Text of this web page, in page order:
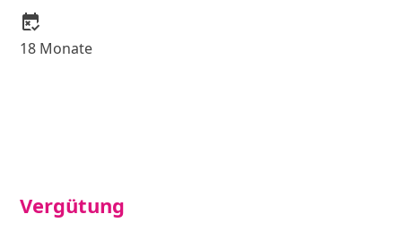
free_cancellation
18 Monate
Vergütung